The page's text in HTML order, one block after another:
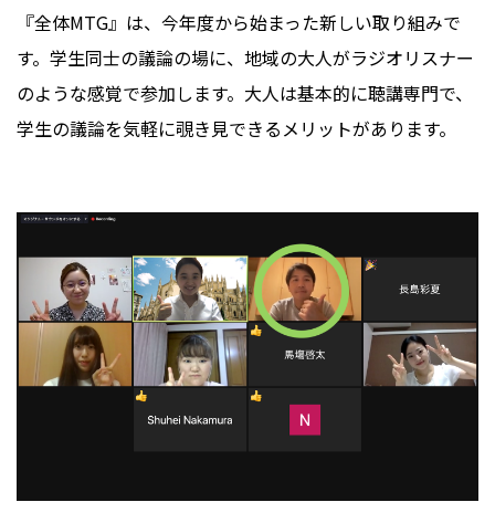
『全体MTG』は、今年度から始まった新しい取り組みで
す。学生同士の議論の場に、地域の大人がラジオリスナー
のような感覚で参加します。大人は基本的に聴講専門で、
学生の議論を気軽に覗き見できるメリットがあります。